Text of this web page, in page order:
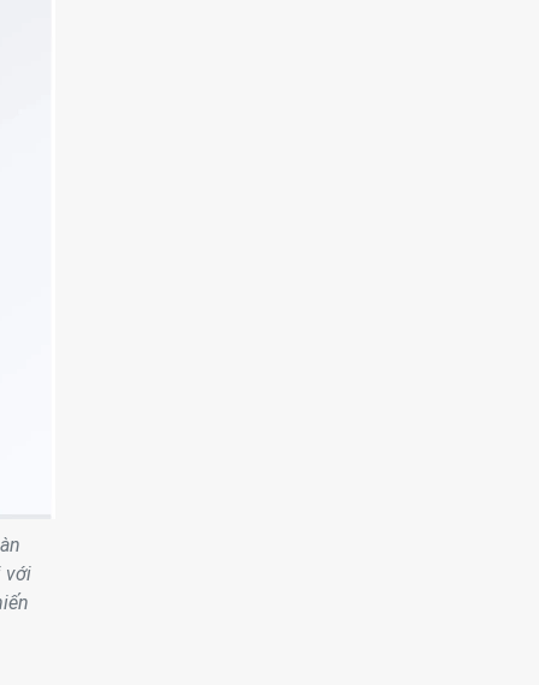
với